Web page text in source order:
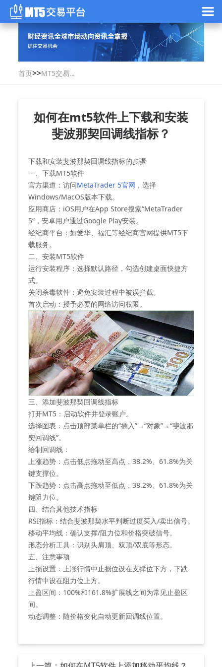
首页>>MT5交易指
如何在mt5软件上下载和安装
斐波那契回调线指标？
下载和安装斐波那契回调线指标的步骤
一、下载MT5软件
‌官方渠道‌：访问MetaTrader 5官网 ，选择
Windows/MacOS版本下载。
‌应用商店‌：iOS用户在App Store搜索“MetaTrader
5”，安卓用户通过Google Play安装。
‌经纪商平台‌：如爱华、福汇等经纪商官网提供MT5下
载服务。
二、安装MT5软件
‌运行安装程序‌：选择默认路径，勾选创建桌面快捷方
式。
‌关闭杀毒软件‌：避免安装过程中被误拦截。
‌首次启动‌：授予必要的网络访问权限。
三、添加斐波那契回调线指标
‌打开MT5‌：启动软件并登录账户。
‌选择图表‌：点击顶部菜单栏的“插入”→“对象”→“斐波那
契回调线”。
‌绘制回调线‌：
‌上涨趋势‌：点击低点拖动至高点，38.2%、61.8%为关
键支撑位。
‌下跌趋势‌：点击高点拖动至低点，38.2%、61.8%为关
键阻力位。
四、结合其他技术指标
‌RSI指标‌：结合斐波那契水平判断过度买入/卖出信号。
‌移动平均线‌：确认支撑/阻力位和价格突破信号。
‌形态分析工具‌：识别头肩顶、双顶/双底等形态。
五、注意事项
‌止损设置‌：上涨行情中止损位设在支撑位下方，下跌
行情中设在阻力位上方。
‌止盈区间‌：100%和161.8%扩展线之间为常见止盈区
间。
‌动态调整‌：随价格变化自动更新回调线位置。